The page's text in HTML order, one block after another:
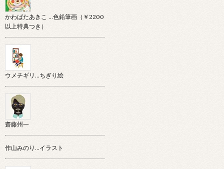
かわばたあきこ …色鉛筆画（￥2200
以上特典つき）
ウメチギリ…ちぎり絵
齋藤州一
作山みのり…イラスト